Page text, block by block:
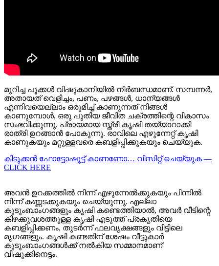
മുറിച്ച പൂക്കൾ വിഷുകാനിയിൽ നിർബന്ധമാണ്. സമ്പന്നർ,
അതായത് വെളിച്ചം, പണം, പഴങ്ങൾ, ധാന്യങ്ങൾ
എന്നിവയെല്ലാം ഒരുമിച്ച് കാണുന്നത് നിങ്ങൾ
കാണുമ്പോൾ, ഒരു പുതിയ ജീവിത ചക്രത്തിന്റെ വികാസം
സംഭവിക്കുന്നു. പ്രായമായ സ്ത്രീ കൃഷി തയ്യാറാക്കി
രാത്രി ഉറങ്ങാൻ പോകുന്നു. രാവിലെ എഴുന്നേറ്റ് കൃഷി
കാണുകയും മറ്റുള്ളവരെ കബളിപ്പിക്കുകയും ചെയ്യുക.
കിടുക്കന്‍ ഫോട്ടോഷൂട്ട്‌ കാണണോ… വിസിറ്റ് ചെയ്യുക —
CLICK HERE
അവൻ ഉറക്കത്തിൽ നിന്ന് എഴുന്നേൽക്കുകയും പിന്നിൽ
നിന്ന് കണ്ണടക്കുകയും ചെയ്യുന്നു. എല്ലാ
കുടുംബാംഗങ്ങളും കൃഷി കണ്ടെത്തിയാൽ, അവർ വീടിന്റെ
കിഴക്കുവശത്തുള്ള കൃഷി എടുത്ത് പ്രകൃതിയെ
കബളിപ്പിക്കണം, തുടർന്ന് ഫലവൃക്ഷങ്ങളും വീട്ടിലെ
മൃഗങ്ങളും. കൃഷി കണ്ടതിന് ശേഷം വീട്ടുകാർ
കുടുംബാംഗങ്ങൾക്ക് നൽകിയ സമ്മാനമാണ്
വിഷുക്കിനെട്ടം.